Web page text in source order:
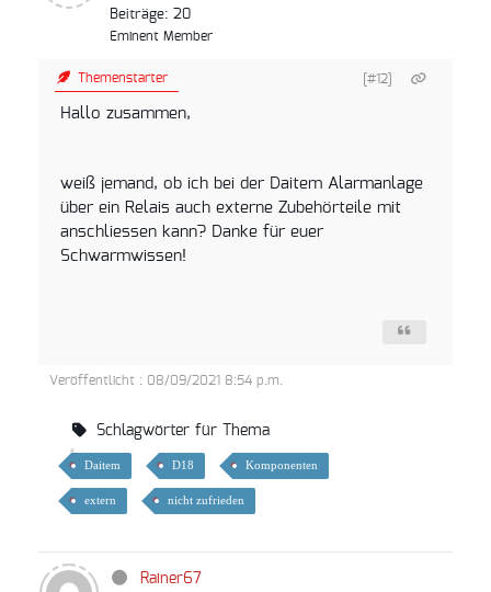
Beiträge: 20
Eminent Member
Themenstarter [#12]
Hallo zusammen,
weiß jemand, ob ich bei der Daitem Alarmanlage
über ein Relais auch externe Zubehörteile mit
anschliessen kann? Danke für euer
Schwarmwissen!
Veröffentlicht : 08/09/2021 8:54 p.m.
Schlagwörter für Thema
Daitem D18 Komponenten
extern nicht zufrieden
Rainer67